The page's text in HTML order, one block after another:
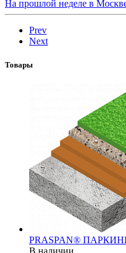
На прошлой неделе в
Prev
Next
Товары
PRASPAN®
В наличии